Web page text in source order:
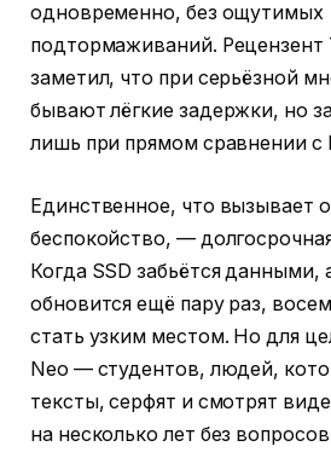
одновременно, без ощутимых
подтормаживаний. Рецензент
заметил, что при серьёзной
бывают лёгкие задержки, но
лишь при прямом сравнении с
Единственное, что вызывает
беспокойство, —
Когда SSD забьётся данными,
обновится ещё пару раз,
стать узким местом. Но для
Neo — студентов, людей,
тексты, серфят и смотрят
на несколько лет без